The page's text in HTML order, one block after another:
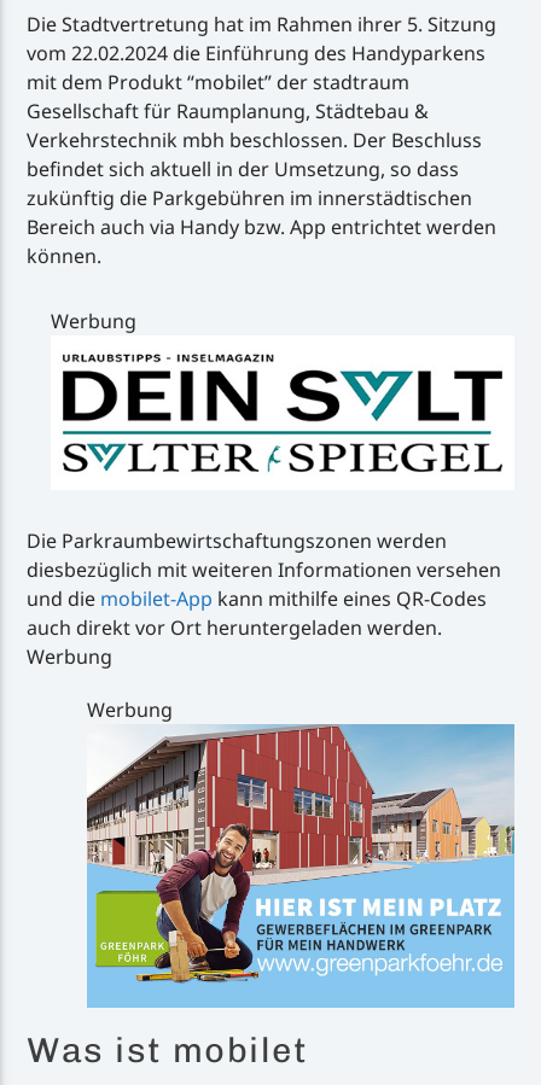
Die Stadtvertretung hat im Rahmen ihrer 5. Sitzung
vom 22.02.2024 die Einführung des Handyparkens
mit dem Produkt “mobilet” der stadtraum
Gesellschaft für Raumplanung, Städtebau &
Verkehrstechnik mbh beschlossen. Der Beschluss
befindet sich aktuell in der Umsetzung, so dass
zukünftig die Parkgebühren im innerstädtischen
Bereich auch via Handy bzw. App entrichtet werden
können.
Werbung
Die Parkraumbewirtschaftungszonen werden
diesbezüglich mit weiteren Informationen versehen
und die mobilet-App kann mithilfe eines QR-Codes
auch direkt vor Ort heruntergeladen werden.
Werbung
Werbung
Was ist mobilet